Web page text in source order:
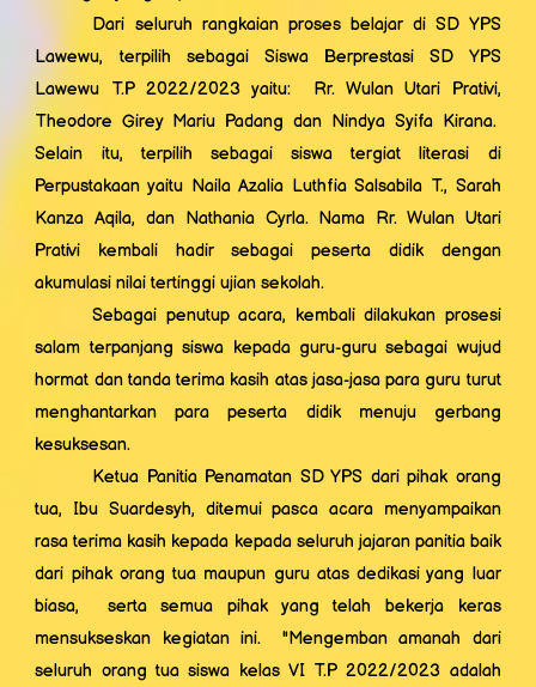
Dari seluruh rangkaian proses belajar di SD YPS
Lawewu, terpilih sebagai Siswa Berprestasi SD YPS
Lawewu T.P 2022/2023 yaitu: Rr. Wulan Utari Prativi,
Theodore Girey Mariu Padang dan Nindya Syifa Kirana.
Selain itu, terpilih sebagai siswa tergiat literasi di
Perpustakaan yaitu Naila Azalia Luthfia Salsabila T., Sarah
Kanza Aqila, dan Nathania Cyrla. Nama Rr. Wulan Utari
Prativi kembali hadir sebagai peserta didik dengan
akumulasi nilai tertinggi ujian sekolah.
Sebagai penutup acara, kembali dilakukan prosesi
salam terpanjang siswa kepada guru-guru sebagai wujud
hormat dan tanda terima kasih atas jasa-jasa para guru turut
menghantarkan para peserta didik menuju gerbang
kesuksesan.
Ketua Panitia Penamatan SD YPS dari pihak orang
tua, Ibu Suardesyh, ditemui pasca acara menyampaikan
rasa terima kasih kepada kepada seluruh jajaran panitia baik
dari pihak orang tua maupun guru atas dedikasi yang luar
biasa, serta semua pihak yang telah bekerja keras
mensukseskan kegiatan ini. "Mengemban amanah dari
seluruh orang tua siswa kelas VI T.P 2022/2023 adalah